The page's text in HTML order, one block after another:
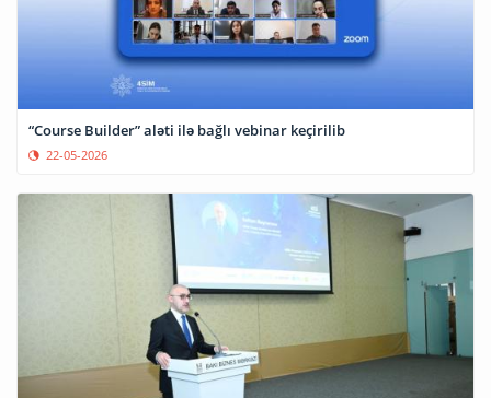
“Course Builder” aləti ilə bağlı vebinar keçirilib
22-05-2026